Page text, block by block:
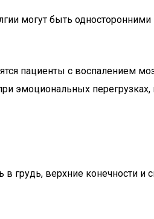
могут быть
пациенты с воспалением
эмоциональных перегрузках,
грудь, верхние конечности и